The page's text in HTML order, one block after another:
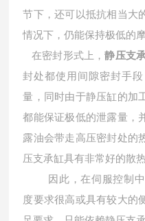
节下，还可以抵抗相当大
情况下，仍能保持极低的
在密封形式上，静压支
封处都使用间隙密封手
量，同时由于静压缸的加
都能保证极低的泄露量，
露油会带走高压密封处的
压支承缸具有非常好的散
因此，在伺服控制
度要求很高或具有较大的